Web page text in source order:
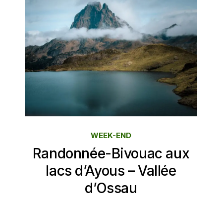
Randonnée-Bivouac aux
lacs d’Ayous – Vallée
d’Ossau
WEEK-END